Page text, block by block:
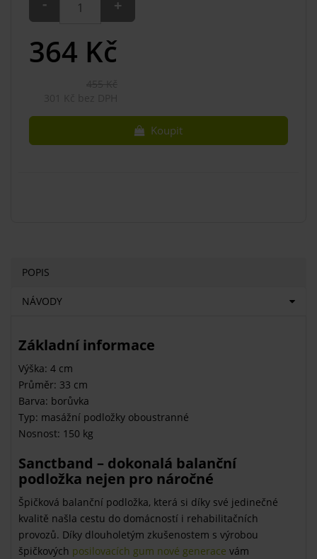
+
364 Kč
Koupit
POPIS
NÁVODY
Základní informace
Výška: 4 cm
Průměr: 33 cm
Barva: borůvka
Typ: masážní podložky oboustranné
Nosnost: 150 kg
Sanctband – dokonalá balanční
podložka nejen pro náročné
Špičková balanční podložka, která si díky své jedinečné
kvalitě našla cestu do domácností i rehabilitačních
provozů. Díky dlouholetým zkušenostem s výrobou
špičkových posilovacích gum nové generace vám